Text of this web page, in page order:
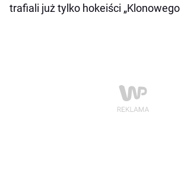
trafiali już tylko hokeiści „Klonowego